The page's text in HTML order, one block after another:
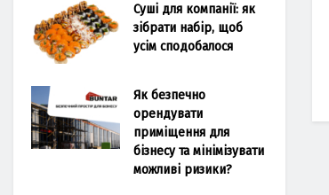
Суші для компанії: як
зібрати набір, щоб
усім сподобалося
Як безпечно
орендувати
приміщення для
бізнесу та мінімізувати
можливі ризики?